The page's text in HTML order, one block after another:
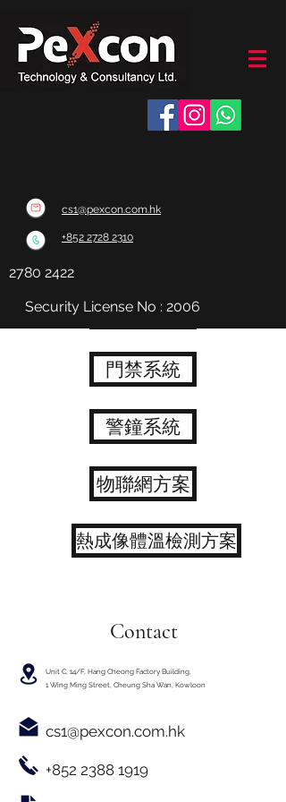
cs1@pexcon.com.hk
+852 2728 2310
2780 2422
Security License No : 2006
視頻監控
門禁系統
警鐘系統
物聯網方案
熱成像體溫檢測方案
Contact
Unit C, 14/F, Hang Cheong Factory Building,
1 Wing Ming Street, Cheung Sha Wan, Kowloon
cs1@pexcon.com.hk
+852 2388 1919